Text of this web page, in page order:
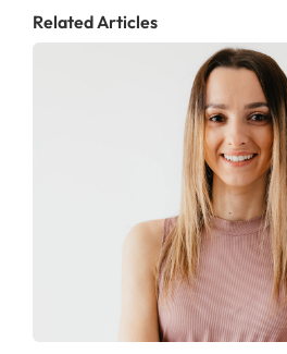
Related Articles